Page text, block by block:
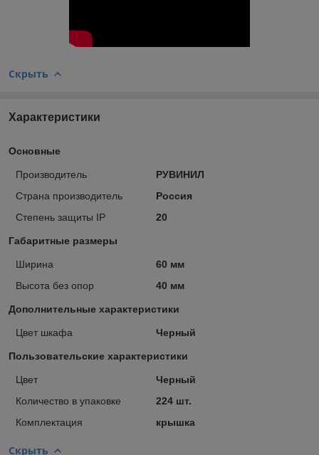
Скрыть
Характеристики
Основные
Производитель
РУВИНИЛ
Страна производитель
Россия
Степень защиты IP
20
Габаритные размеры
Ширина
60 мм
Высота без опор
40 мм
Дополнительные характеристики
Цвет шкафа Черный
Пользовательские характеристики
Цвет
Черный
Количество в упаковке
224 шт.
Комплектация
крышка
Скрыть